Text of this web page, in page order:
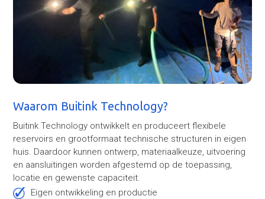
Waarom Buitink Technology?
Buitink Technology ontwikkelt en produceert flexibele
reservoirs en grootformaat technische structuren in eigen
huis. Daardoor kunnen ontwerp, materiaalkeuze, uitvoering
en aansluitingen worden afgestemd op de toepassing,
locatie en gewenste capaciteit.
Eigen ontwikkeling en productie